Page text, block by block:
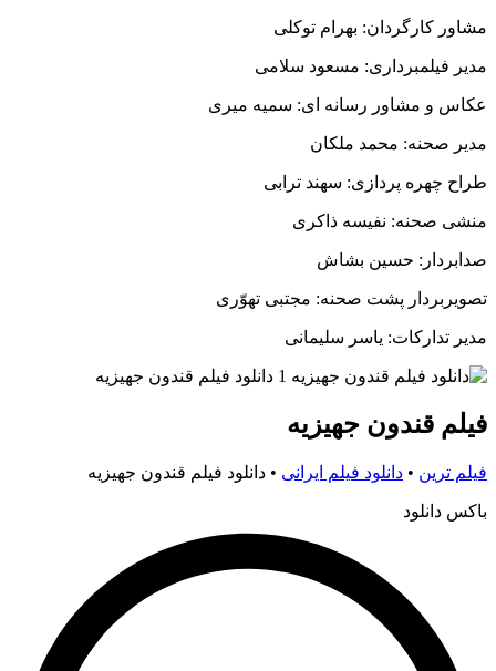
مشاور کارگردان: بهرام توکلی
مدیر فیلمبرداری: مسعود سلامی
عکاس و مشاور رسانه ای: سمیه میری
مدیر صحنه: محمد ملکان
طراح چهره پردازی: سهند ترابی
منشی صحنه: نفیسه ذاکری
صدابردار: حسین بشاش
تصویربردار پشت صحنه: مجتبی تهوّری
مدیر تدارکات: یاسر سلیمانی
فیلم قندون جهیزیه
فیلم ترین • دانلود فیلم ایرانی • دانلود فیلم قندون جهیزیه
باکس دانلود